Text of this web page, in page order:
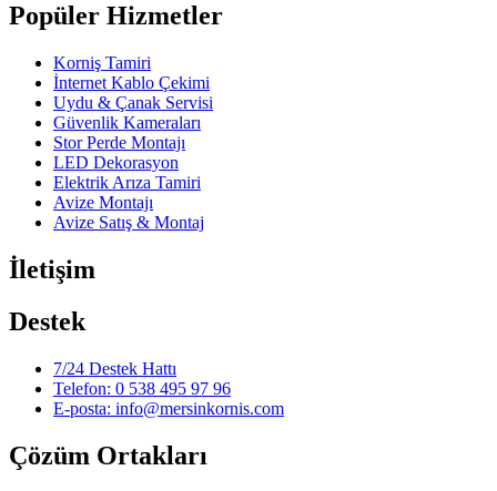
Popüler Hizmetler
Korniş Tamiri
İnternet Kablo Çekimi
Uydu & Çanak Servisi
Güvenlik Kameraları
Stor Perde Montajı
LED Dekorasyon
Elektrik Arıza Tamiri
Avize Montajı
Avize Satış & Montaj
İletişim
Destek
7/24 Destek Hattı
Telefon: 0 538 495 97 96
E-posta: info@mersinkornis.com
Çözüm Ortakları